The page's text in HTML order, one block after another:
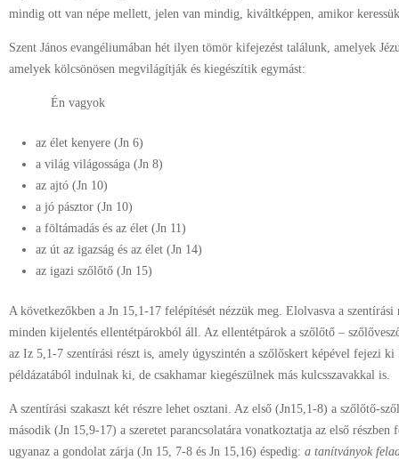
mindig ott van népe mellett, jelen van mindig, kiváltképpen, amikor
Szent János evangéliumában hét ilyen tömör kifejezést találunk, amelyek
amelyek kölcsönösen megvilágítják és kiegészítik egymást:
Én vagyok
az élet kenyere (Jn 6)
a világ világossága (Jn 8)
az ajtó (Jn 10)
a jó pásztor (Jn 10)
a föltámadás és az élet (Jn 11)
az út az igazság és az élet (Jn 14)
az igazi szőlőtő (Jn 15)
A következőkben a Jn 15,1-17 felépítését nézzük meg. Elolvasva a
minden kijelentés ellentétpárokból áll. Az ellentétpárok a szőlőtő –
az Iz 5,1-7 szentírási részt is, amely úgyszintén a szőlőskert képével fejezi ki
példázatából indulnak ki, de csakhamar kiegészülnek más kulcsszavakkal is.
A szentírási szakaszt két részre lehet osztani. Az első (Jn15,1-8) a szőlőtő-
második (Jn 15,9-17) a szeretet parancsolatára vonatkoztatja az első
ugyanaz a gondolat zárja (Jn 15, 7-8 és Jn 15,16) éspedig: a tanítványok